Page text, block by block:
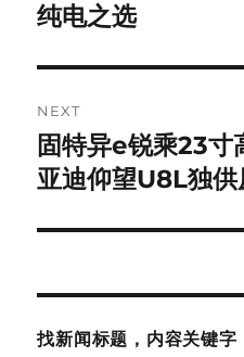
post:
纯电之选
NEXT
Next
post:
固特异e锐乘23寸
亚迪仰望U8L独
找新闻标题，内容关键字